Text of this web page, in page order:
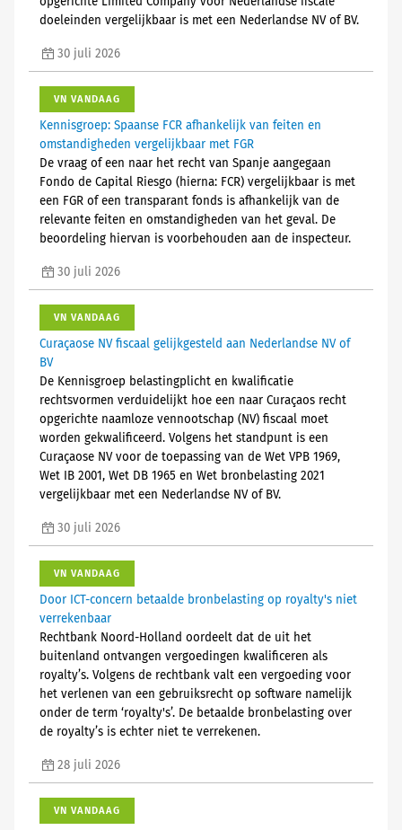
doeleinden vergelijkbaar is met een Nederlandse NV of BV.
30 juli 2026
VN VANDAAG
Kennisgroep: Spaanse FCR afhankelijk van feiten en
omstandigheden vergelijkbaar met FGR
De vraag of een naar het recht van Spanje aangegaan
Fondo de Capital Riesgo (hierna: FCR) vergelijkbaar is met
een FGR of een transparant fonds is afhankelijk van de
relevante feiten en omstandigheden van het geval. De
beoordeling hiervan is voorbehouden aan de inspecteur.
30 juli 2026
VN VANDAAG
Curaçaose NV fiscaal gelijkgesteld aan Nederlandse NV of
BV
De Kennisgroep belastingplicht en kwalificatie
rechtsvormen verduidelijkt hoe een naar Curaçaos recht
opgerichte naamloze vennootschap (NV) fiscaal moet
worden gekwalificeerd. Volgens het standpunt is een
Curaçaose NV voor de toepassing van de Wet VPB 1969,
Wet IB 2001, Wet DB 1965 en Wet bronbelasting 2021
vergelijkbaar met een Nederlandse NV of BV.
30 juli 2026
VN VANDAAG
Door ICT-concern betaalde bronbelasting op royalty's niet
verrekenbaar
Rechtbank Noord-Holland oordeelt dat de uit het
buitenland ontvangen vergoedingen kwalificeren als
royalty’s. Volgens de rechtbank valt een vergoeding voor
het verlenen van een gebruiksrecht op software namelijk
onder de term ‘royalty's’. De betaalde bronbelasting over
de royalty’s is echter niet te verrekenen.
28 juli 2026
VN VANDAAG